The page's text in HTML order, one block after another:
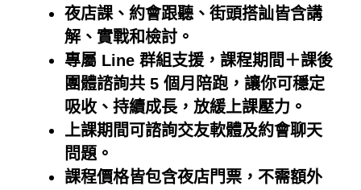
夜店課、 約會跟聽、街頭搭訕皆含講
解、實戰和檢討。
專屬 Line 群組支援，課程期間＋課後
團體諮詢共 5 個月陪跑，讓你可穩定
吸收、持續成長，放緩上課壓力。
上課期間可諮詢交友軟體及約會聊天
問題。
課程價格皆包含夜店門票，不需額外